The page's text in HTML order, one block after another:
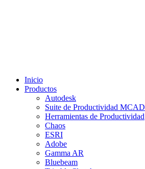
Inicio
Productos
Autodesk
Suite de Productividad MCAD
Herramientas de Productividad
Chaos
ESRI
Adobe
Gamma AR
Bluebeam